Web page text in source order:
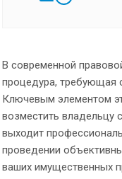
В современной
процедура, требующая
Ключевым элементом
возместить владельцу
выходит
проведении
ваших имущественных